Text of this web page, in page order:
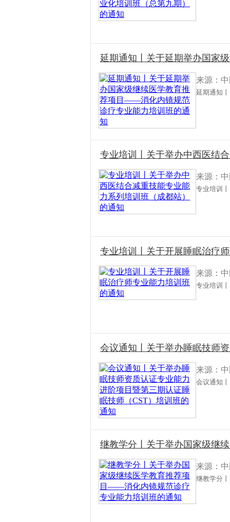
延期通知丨关于延期举办国家
来源：
延期通知
专业培训丨关于举办中西医结
来源：
专业培训
专业培训丨关于开展睡眠治疗
来源：
专业培训
会议通知丨关于举办睡眠技师
来源：
会议通知
继教学分丨关于举办国家级继
来源：
继教学分